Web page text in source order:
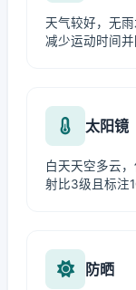
天气较好，无
减少运动时间
太阳镜
白天天空多云
射比3级且标注
防晒